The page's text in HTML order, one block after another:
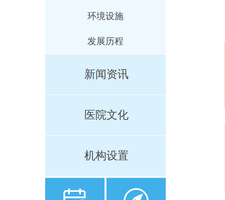
环境设施
发展历程
新闻资讯
医院文化
机构设置